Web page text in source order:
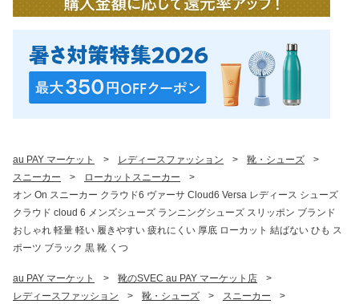
au PAY マーケット > レディースファッション > 靴・シューズ
>
スニーカー
> ローカットスニーカー
>
オン On スニーカー クラウド6 ヴァーサ Cloud6 Versa レディース シューズ
クラウド cloud 6 メンズシューズ ランニングシューズ スリッポン ブランド
おしゃれ 軽量 軽い 履きやすい 疲れにくい 厚底 ローカット 結ばない ひも ス
ポーツ ブラック 黒 靴 くつ
au PAY マーケット > 靴のSVEC au PAY マーケット店
>
レディースファッション
> 靴・シューズ > スニーカー
>